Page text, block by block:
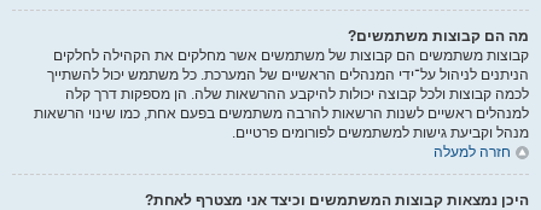
מה הם קבוצות משתמשים?
קבוצות משתמשים הם קבוצות של משתמשים אשר מחלקים את הקהילה לחלקים
הניתנים לניהול על־ידי המנהלים הראשיים של המערכת. כל משתמש יכול להשתייך
לכמה קבוצות ולכל קבוצה יכולות להיקבע ההרשאות שלה. הן מספקות דרך קלה
למנהלים ראשיים לשנות הרשאות להרבה משתמשים בפעם אחת, כמו שינוי הרשאות
מנהל וקביעת גישות למשתמשים לפורומים פרטיים.
חזרה למעלה
היכן נמצאות קבוצות המשתמשים וכיצד אני מצטרף לאחת?